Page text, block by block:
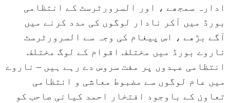
ادارہ سمجھے ، اور السرورٹرسٹ کے انتظامی
بورڈ میں آکر نادار لوگوں کی مدد کرنے میں
آگے بڑھے ، اس پیغام کی وجہ سے السرورٹرسٹ
ناروے بورڈ میں مختلف اقوام کے لوگ مختلف
انتظامی عہدوں پر مفت سروس دے رہے ہیں – ناروے
میں عام لوگوں سے مضبوط معاشی و انتظامی
تعاون کے باوجود افتخار احمد کیانی صاحب کو